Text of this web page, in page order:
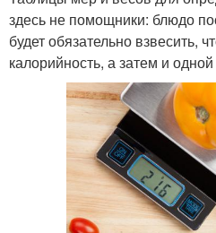
здесь не помощники: блюдо
будет обязательно взвесить,
калорийность, а затем и